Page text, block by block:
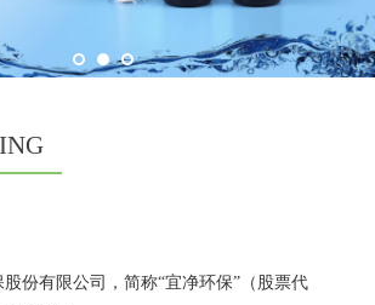
份有限公司，简称“宜净环保”（股票代